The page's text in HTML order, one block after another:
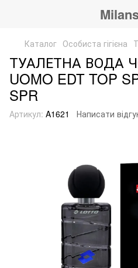
Каталог Особиста гігієна
ТУАЛЕТНА ВОДА
UOMO EDT TOP
SPR
Артикул: A1621 Написати